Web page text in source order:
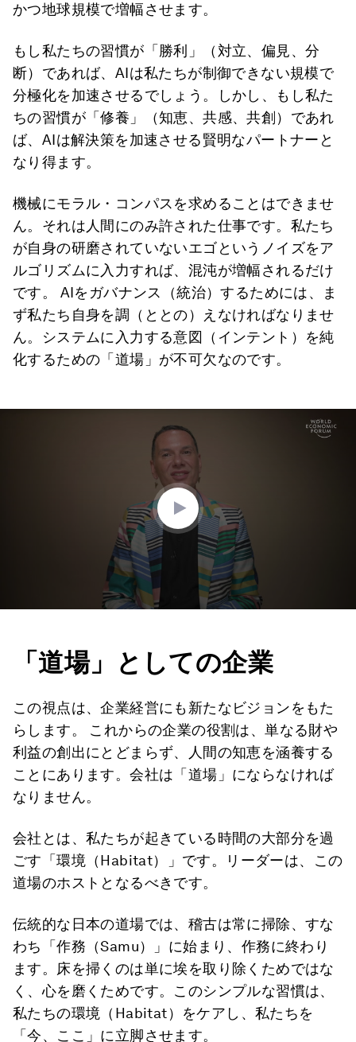
かつ地球規模で増幅させます。
もし私たちの習慣が「勝利」（対立、偏見、分
断）であれば、AIは私たちが制御できない規模で
分極化を加速させるでしょう。しかし、もし私た
ちの習慣が「修養」（知恵、共感、共創）であれ
ば、AIは解決策を加速させる賢明なパートナーと
なり得ます。
機械にモラル・コンパスを求めることはできませ
ん。それは人間にのみ許された仕事です。私たち
が自身の研磨されていないエゴというノイズをア
ルゴリズムに入力すれば、混沌が増幅されるだけ
です。 AIをガバナンス（統治）するためには、ま
ず私たち自身を調（ととの）えなければなりませ
ん。システムに入力する意図（インテント）を純
化するための「道場」が不可欠なのです。
「道場」としての企業
この視点は、企業経営にも新たなビジョンをもた
らします。 これからの企業の役割は、単なる財や
利益の創出にとどまらず、人間の知恵を涵養する
ことにあります。会社は「道場」にならなければ
なりません。
会社とは、私たちが起きている時間の大部分を過
ごす「環境（Habitat）」です。リーダーは、この
道場のホストとなるべきです。
伝統的な日本の道場では、稽古は常に掃除、すな
わち「作務（Samu）」に始まり、作務に終わり
ます。床を掃くのは単に埃を取り除くためではな
く、心を磨くためです。このシンプルな習慣は、
私たちの環境（Habitat）をケアし、私たちを
「今、ここ」に立脚させます。